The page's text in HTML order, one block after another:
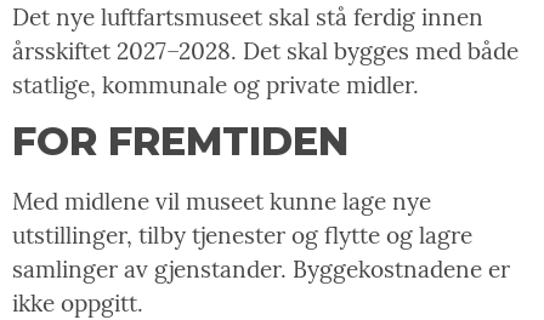
Det nye luftfartsmuseet skal stå ferdig innen
årsskiftet 2027–2028. Det skal bygges med både
statlige, kommunale og private midler.
FOR FREMTIDEN
Med midlene vil museet kunne lage nye
utstillinger, tilby tjenester og flytte og lagre
samlinger av gjenstander. Byggekostnadene er
ikke oppgitt.